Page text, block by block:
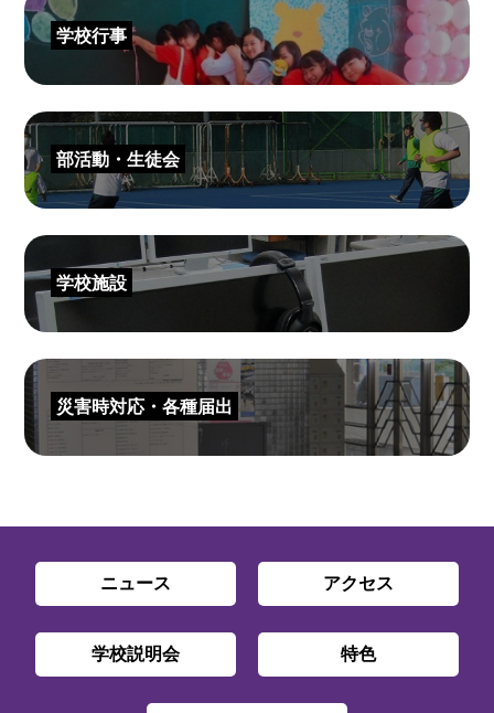
学校行事
部活動・生徒会
学校施設
災害時対応・各種届出
ニュース アクセス
学校説明会 特色